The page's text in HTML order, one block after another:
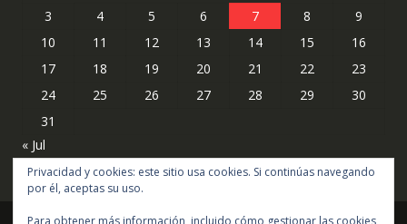
3
4 5 6 7 8
9
10
11 12 13 14 15
16
17
18 19 20 21 22
23
24
25 26 27 28 29
30
31
« Jul
Privacidad y cookies: este sitio usa cookies. Si continúas navegando
por él, aceptas su uso.
Para obtener más información, incluido cómo gestionar las cookies,